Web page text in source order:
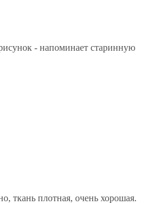
- напоминает старинную
ткань плотная, очень хорошая.